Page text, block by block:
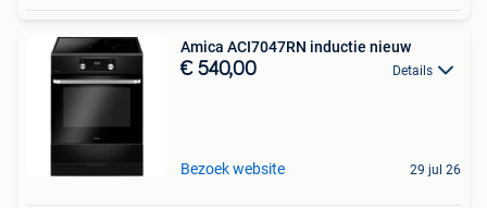
Amica ACI7047RN inductie nieuw
€ 540,00 Details
Bezoek website 29 jul 26